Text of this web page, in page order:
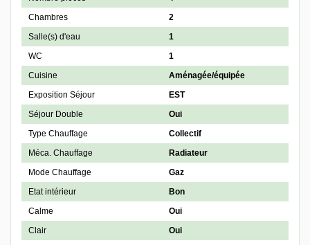
Chambres
2
Salle(s) d'eau
1
WC
1
Cuisine
Aménagée/équipée
Exposition Séjour
EST
Séjour Double
Oui
Type Chauffage
Collectif
Méca. Chauffage
Radiateur
Mode Chauffage
Gaz
Etat intérieur
Bon
Calme
Oui
Clair
Oui